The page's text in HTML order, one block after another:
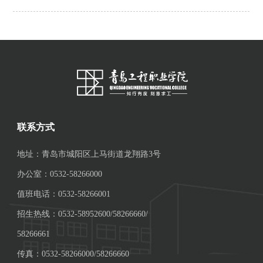
联系方式
地址：青岛市城阳区上马街道龙翔路3号
办公室：0532-58266000
值班电话：0532-58266001
招生热线：0532-58952600/58266660/
58266661
传真：0532-58266000/58266660